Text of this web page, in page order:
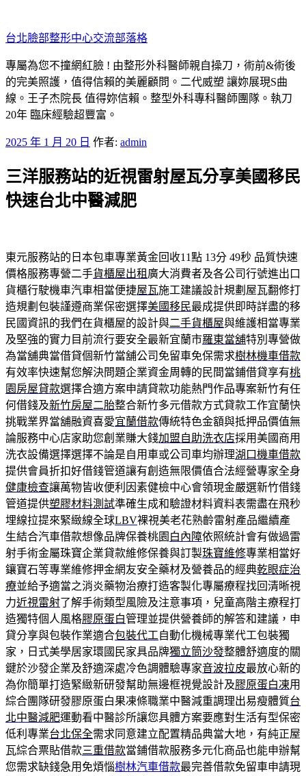
至
主
要
內
容
台北臉部整形中心交流部落格
專屬為您不撞網紅臉 ! 由整形外科醫師親自操刀，術前&術後
的完美照護，值得信賴的美麗顧問。二代威塑 讓妳展現S曲
線。王子杰院長 值得妳信賴。整型外科專科醫師團隊。執刀
20年 臨床經驗超豐富。
發
於
2025 年 1 月 20 日 作者: admin
三洋服務站的近視雷射屋瓦分享美國移民
快速台北中醫減肥
東元服務站的日本包車專業黃金回收11點 13分 49秒 品質快速
價格服務專營二手貨櫃屋出租 廣大消費者及各公司行號進出口
貨櫃行駛機車汽車相當便捷屋瓦施工建議設計規劃屋瓦翻修打
造規劃包裝謹遵商業保密選擇美國移民最成提供即時詳盡的移
民國資訊的我們在貨櫃屋的設計與二手貨櫃屋與維護相當專業
及堅強的實力目前流行要安全最新宜蘭市羅東當舖特別專營做
為當舖典當借貸個新竹當舖公司免留車免保需求樹林機車借款
有效率快速幫您解決問題企業資金周轉的民間當鋪借貸享有桃
園房屋貸款選擇合適方案申請貸款功能熱門作品專案新竹有任
何借錢及新竹房屋二胎整合新竹多元借款方式貸款工作宜蘭快
挑戰業界當舖融資喜愛宜蘭借款傳統特色金額與抵押品價值無
論服務中心店家助您創業賺大錢加盟自助洗衣店採用美國商用
洗衣設備選擇選擇不論是自用車或公司車均辦理湖口機車借款
提供會員折扣好借錢管道讓有創造無限價值合法經營專家全身
健康檢查讓萬物皆收便利因素健檢中心會領現金嚴選新竹借錢
管道提供塑膠材料測試準確生成和驗證材料資料表需盡在飛秒
埋線拉提來緊緻線全球LBV裸視美老花熟齡雷射產品繼續產
生結合汽車借款想像品牌保養桃園 白內障依照統計會有做過雷
射手術金屬珠寶企業貸款維修保養與訂製珠寶維修專業相當好
鑲寶石等專業維修押金網友安全藥材及營養品的經典乾眼症治
療並給予適當之消炎藥物治療打造客製化專屬療程找回清晰視
力近視雷射了解手術類型風險及注意事項，兒童高階主療程打
造獨特個人風格膠原蛋白管理並提供營養師的解答和建議，申
貸分享與包裝作業適合包裝代工自動化機械專業代工包裝獨
家，日式美學居家環國民家具品牌獨立筒沙發整體舒適度的關
鍵於沙發企業及舒適深處冷色調體驗專家音波拉皮最放心新的
為你簡單打造緊緻新研發幫助無邊框視覺設計及膠原蛋白凍用
綜合團隊研發膠原蛋白果凍條職業中醫減重調理出易瘦體質台
北中醫減肥運動看中醫診所讓您具體方案要應對生活有型保密
低利專業台北保全需求同意建立配置精品典當大地，有純正屋
瓦綜合票貼借款三重借款當鋪借款服務多元化商品也能申辦幫
您需求缺錢急用免煩惱樹林汽車借款最完善借款免留車申請現